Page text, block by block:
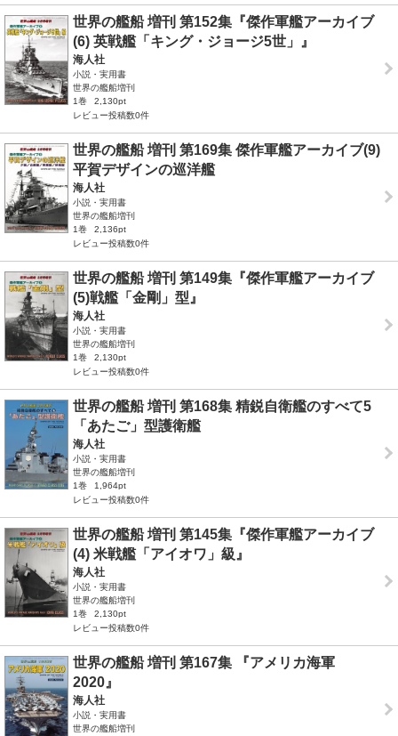
世界の艦船 増刊 第152集『傑作軍艦アーカイブ
(6) 英戦艦「キング・ジョージ5世」』
海人社
小説・実用書
世界の艦船増刊
1巻
2,130pt
レビュー投稿数0件
世界の艦船 増刊 第169集 傑作軍艦アーカイブ(9)
平賀デザインの巡洋艦
海人社
小説・実用書
世界の艦船増刊
1巻
2,136pt
レビュー投稿数0件
世界の艦船 増刊 第149集『傑作軍艦アーカイブ
(5)戦艦「金剛」型』
海人社
小説・実用書
世界の艦船増刊
1巻
2,130pt
レビュー投稿数0件
世界の艦船 増刊 第168集 精鋭自衛艦のすべて5
「あたご」型護衛艦
海人社
小説・実用書
世界の艦船増刊
1巻
1,964pt
レビュー投稿数0件
世界の艦船 増刊 第145集『傑作軍艦アーカイブ
(4) 米戦艦「アイオワ」級』
海人社
小説・実用書
世界の艦船増刊
1巻
2,130pt
レビュー投稿数0件
世界の艦船 増刊 第167集 『アメリカ海軍
2020』
海人社
小説・実用書
世界の艦船増刊